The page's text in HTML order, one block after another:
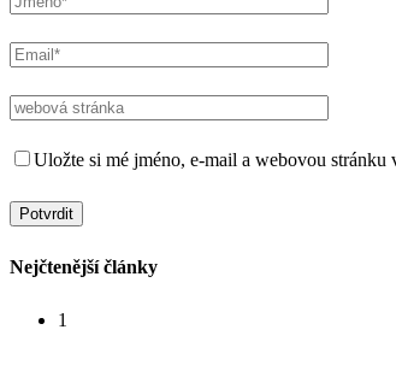
Uložte si mé jméno, e-mail a webovou
Nejčtenější články
1